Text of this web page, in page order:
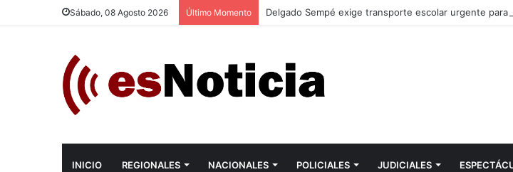
Sábado, 08 Agosto 2026 Último Momento Delgado Sempé exige transporte escolar urgente para
INICIO REGIONALES NACIONALES POLICIALES JUDICIALES